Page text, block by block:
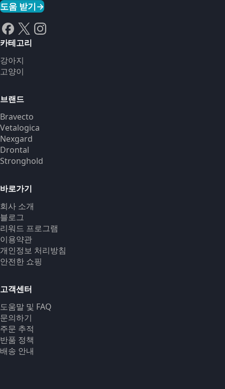
도움 받기→
카테고리
강아지
고양이
브랜드
Bravecto
Vetalogica
Nexgard
Drontal
Stronghold
바로가기
회사 소개
블로그
리워드 프로그램
이용약관
개인정보 처리방침
안전한 쇼핑
고객센터
도움말 및 FAQ
문의하기
주문 추적
반품 정책
배송 안내